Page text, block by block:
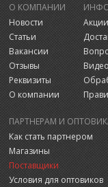
О КОМПАНИИ
Новости
Статьи
Вакансии
Отзывы
Реквизиты
О компании
Акции
Видео
ПАРТНЕРАМ И
Как стать партнером
Магазины
Поставщики
Условия для оптовиков